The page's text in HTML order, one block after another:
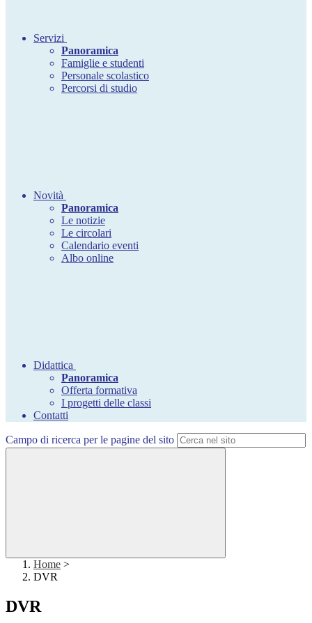
Servizi
Panoramica
Famiglie e studenti
Personale scolastico
Percorsi di studio
Novità
Panoramica
Le notizie
Le circolari
Calendario eventi
Albo online
Didattica
Panoramica
Offerta formativa
I progetti delle classi
Contatti
Campo di ricerca per le pagine del sito
Home >
DVR
DVR